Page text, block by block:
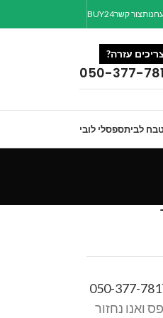
חנותצור קשרBUY24
עזרה?
050-377-
לביתספסלי לובי
050-377-
ואנו נחזור